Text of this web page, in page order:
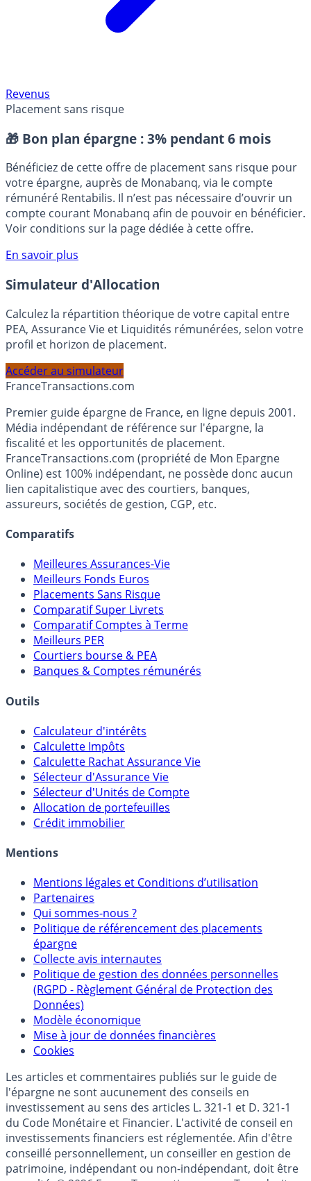
Placement sans risque
🎁 Bon plan épargne : 3% pendant 6 mois
Bénéficiez de cette offre de placement sans risque pour
votre épargne, auprès de Monabanq, via le compte
rémunéré Rentabilis. Il n’est pas nécessaire d’ouvrir un
Voir conditions sur la page dédiée à cette offre.
En savoir plus
Simulateur d'Allocation
Calculez la répartition théorique de votre capital entre
profil et horizon de placement.
FranceTransactions.com
Premier guide épargne de France, en ligne depuis 2001.
Média indépendant de référence sur l'épargne, la
fiscalité et les opportunités de placement.
FranceTransactions.com (propriété de Mon Epargne
Online) est 100% indépendant, ne possède donc aucun
assureurs, sociétés de gestion, CGP, etc.
Comparatifs
Meilleures Assurances-Vie
Meilleurs Fonds Euros
Placements Sans Risque
Comparatif Super Livrets
Comparatif Comptes à Terme
Meilleurs PER
Banques & Comptes rémunérés
Outils
Calculateur d'intérêts
Calculette Impôts
Calculette Rachat Assurance Vie
Sélecteur d'Assurance Vie
Sélecteur d'Unités de Compte
Crédit immobilier
Mentions
Mentions légales et Conditions d’utilisation
Partenaires
Qui sommes-nous ?
Politique de référencement des placements
épargne
Collecte avis internautes
Politique de gestion des données personnelles
(RGPD - Règlement Général de Protection des
Données)
Modèle économique
Cookies
Les articles et commentaires publiés sur le guide de
l'épargne ne sont aucunement des conseils en
investissement au sens des articles L. 321-1 et D. 321-1
du Code Monétaire et Financier. L'activité de conseil en
investissements financiers est réglementée. Afin d'être